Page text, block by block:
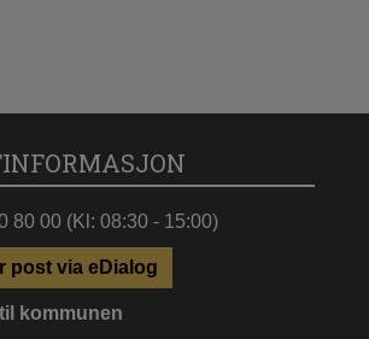
80 00 (Kl: 08:30 - 15:00)
post via eDialog
kommunen